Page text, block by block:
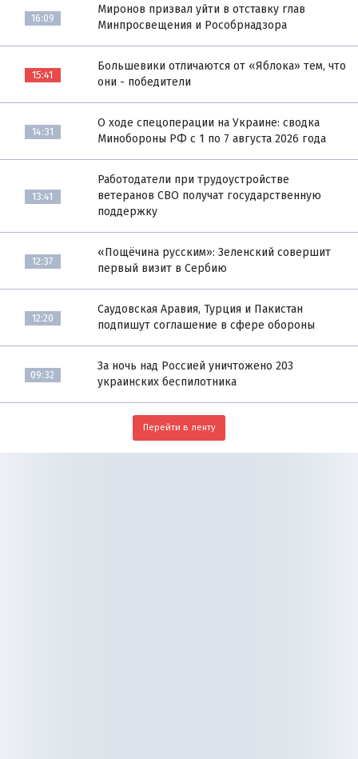
16:09
Миронов призвал уйти в отставку глав
Минпросвещения и Рособрнадзора
15:41
Большевики отличаются от «Яблока» тем, что
они - победители
14:31
О ходе спецоперации на Украине: сводка
Минобороны РФ с 1 по 7 августа 2026 года
13:41
Работодатели при трудоустройстве
ветеранов СВО получат государственную
поддержку
12:37
«Пощёчина русским»: Зеленский совершит
первый визит в Сербию
12:20
Саудовская Аравия, Турция и Пакистан
подпишут соглашение в сфере обороны
09:32
За ночь над Россией уничтожено 203
украинских беспилотника
Перейти в ленту